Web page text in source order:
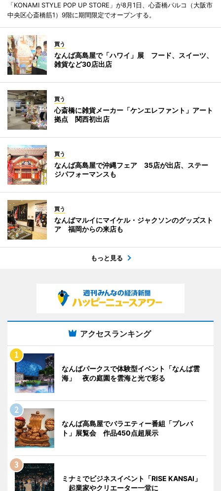
「KONAMI STYLE POP UP STORE」が8月1日、心斎橋パルコ（大阪市
中央区心斎橋筋1）9階に期間限定でオープンする。
買う
なんば高島屋で「ハワイ」展 フード、スイーツ、
雑貨など30店出店
買う
心斎橋に雑貨メーカー「ケンエレファント」アート
拠点 関西初出店
買う
なんば高島屋で沖縄フェア 35店が出店、ステー
ジパフォーマンスも
買う
なんばマルイにマイケル・ジャクソンのグッズスト
ア 福岡からの来店も
もっと見る
アクセスランキング
なんばパークスで体験型イベント「なんば雲
海」 夜の庭園を雲海と光で彩る
なんば高島屋でバラエティー番組「プレバ
ト」展覧会 作品450点超展示
ミナミでビジネスイベント「RISE KANSAI」
起業家やクリエーター一堂に